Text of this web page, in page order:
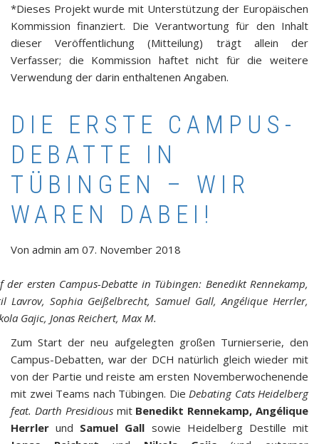
*Dieses Projekt wurde mit Unterstützung der Europäischen
Kommission finanziert. Die Verantwortung für den Inhalt
dieser Veröffentlichung (Mitteilung) trägt allein der
Verfasser; die Kommission haftet nicht für die weitere
Verwendung der darin enthaltenen Angaben.
DIE ERSTE CAMPUS-
DEBATTE IN
TÜBINGEN – WIR
WAREN DABEI!
Von admin am 07. November 2018
der ersten Campus-Debatte in Tübingen: Benedikt Rennekamp,
Lavrov, Sophia Geißelbrecht, Samuel Gall, Angélique Herrler,
Gajic, Jonas Reichert, Max M.
Zum Start der neu aufgelegten großen Turnierserie, den
Campus-Debatten, war der DCH natürlich gleich wieder mit
von der Partie und reiste am ersten Novemberwochenende
mit zwei Teams nach Tübingen. Die Debating Cats Heidelberg
feat. Darth Presidiousmit Benedikt Rennekamp, Angélique
Herrler und Samuel Gall sowie Heidelberg Destille mit